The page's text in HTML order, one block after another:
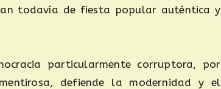
todavía de fiesta popular auténtica y
particularmente corruptora, por
defiende la modernidad y el